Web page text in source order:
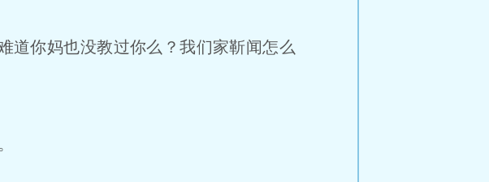
道你妈也没教过你么？我们家靳闻怎么